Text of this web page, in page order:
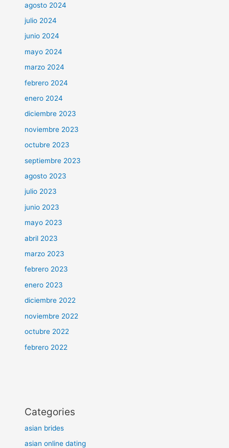
agosto 2024
julio 2024
junio 2024
mayo 2024
marzo 2024
febrero 2024
enero 2024
diciembre 2023
noviembre 2023
octubre 2023
septiembre 2023
agosto 2023
julio 2023
junio 2023
mayo 2023
abril 2023
marzo 2023
febrero 2023
enero 2023
diciembre 2022
noviembre 2022
octubre 2022
febrero 2022
Categories
asian brides
asian online dating